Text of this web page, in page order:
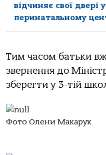
відчиняє свої двері
перинатальному
Тим часом батьки
звернення до
зберегти у 3-тій
Фото Олени Макарук